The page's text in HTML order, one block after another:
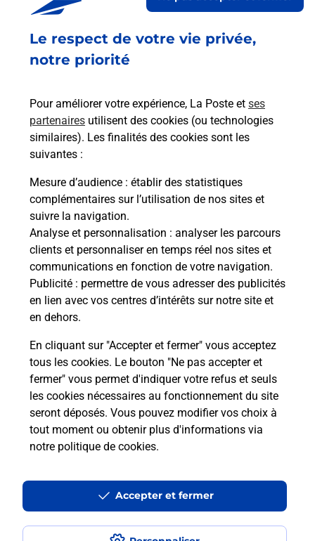
Le respect de votre vie privée,
notre priorité
Pour améliorer votre expérience, La Poste et ses
partenaires utilisent des cookies (ou technologies
similaires). Les finalités des cookies sont les
suivantes :
Mesure d’audience : établir des statistiques
complémentaires sur l’utilisation de nos sites et
suivre la navigation.
Analyse et personnalisation : analyser les parcours
clients et personnaliser en temps réel nos sites et
communications en fonction de votre navigation.
Publicité : permettre de vous adresser des publicités
en lien avec vos centres d’intérêts sur notre site et
en dehors.
En cliquant sur "Accepter et fermer" vous acceptez
tous les cookies. Le bouton "Ne pas accepter et
fermer" vous permet d'indiquer votre refus et seuls
les cookies nécessaires au fonctionnement du site
seront déposés. Vous pouvez modifier vos choix à
tout moment ou obtenir plus d'informations via
notre politique de cookies.
Accepter et fermer
Comment avoir les résultats du code
Comment s'inscrire au code de la
Combien de temps dure l'examen du
code de la route ?
Combien de fautes pour le code de la
route ?
En Savoir Plus sur Esbly
ESBLY
ESBLY
Accessibilité : partiellement conforme
Conditions contractuelles